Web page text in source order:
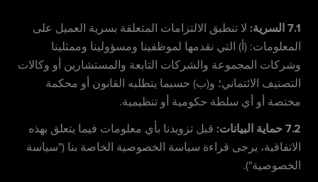
7.1 السرية:
لا تنطبق الالتزامات المتعلقة بسرية العميل على
المعلومات: (أ) التي نقدمها لموظفينا ومسؤولينا وممثلينا
وشركات المجموعة والشركات التابعة والمستشارين أو وكالات
التصنيف الائتماني؛ و(ب) حسبما يتطلبه القانون أو محكمة
مختصة أو أي سلطة حكومية أو تنظيمية.
7.2 حماية البيانات:
قبل تزويدنا بأي معلومات فيما يتعلق بهذه
الاتفاقية، يرجى قراءة سياسة الخصوصية الخاصة بنا ("سياسة
الخصوصية").